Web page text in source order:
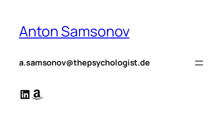
springen
Anton Samsonov
a.samsonov@thepsychologist.de
LinkedIn
Amazon